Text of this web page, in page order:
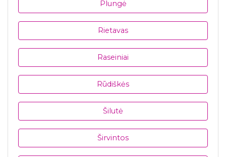
Plungė
Rietavas
Raseiniai
Rūdiškės
Šilutė
Širvintos